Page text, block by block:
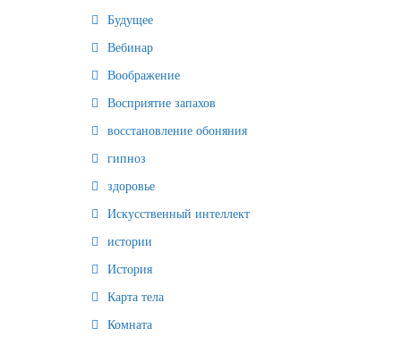
Будущее
Вебинар
Воображение
Восприятие запахов
восстановление обоняния
гипноз
здоровье
Искусственный интеллект
истории
История
Карта тела
Комната